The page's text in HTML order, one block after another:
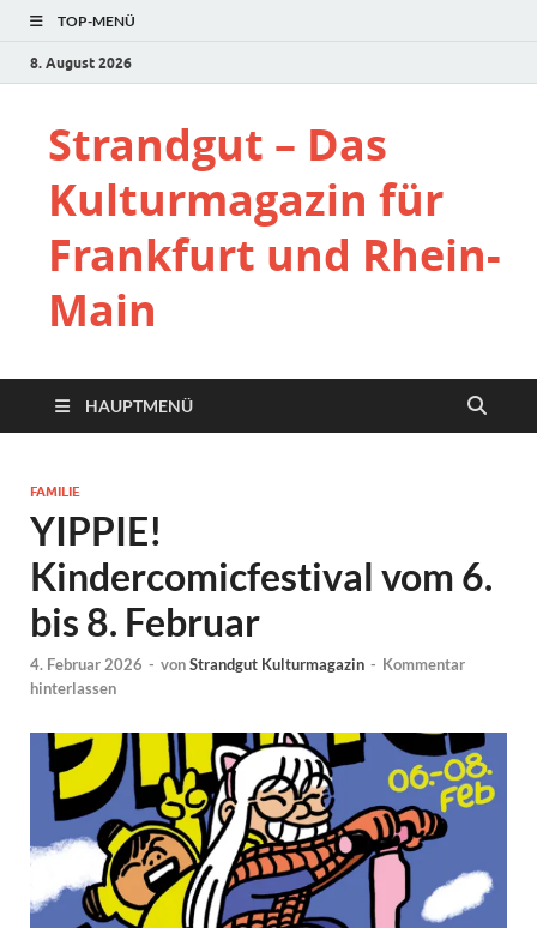
TOP-MENÜ
8. August 2026
Strandgut – Das
Kulturmagazin für
Frankfurt und Rhein-
Main
HAUPTMENÜ
FAMILIE
YIPPIE!
Kindercomicfestival vom 6.
bis 8. Februar
4. Februar 2026 - vonStrandgut Kulturmagazin - Kommentar
hinterlassen